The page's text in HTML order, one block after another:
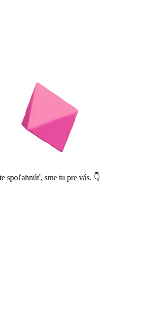
spoľahnúť, sme tu pre vás. 👇